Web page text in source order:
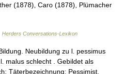
(1878), Caro (1878), Plümacher
Herders Conversations-Lexikon
Neubildung zu l pessimus
l malus schlecht Gebildet als
; Täterbezeichnung: Pessimist